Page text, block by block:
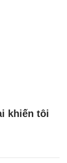
khiến tôi